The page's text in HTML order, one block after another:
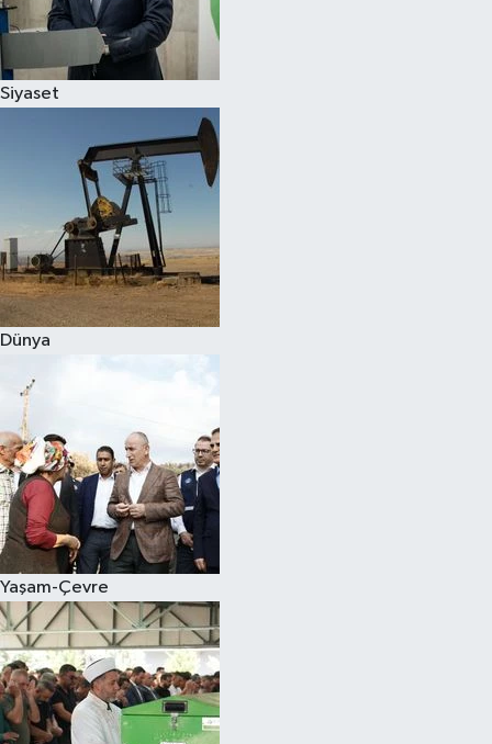
Siyaset
Dünya
Yaşam-Çevre
Spor
Çocuk
Eğitim
Hava Durumu
Kadın
Kültür Sanat
Sağlık
Siyaset
Teknoloji
Televizyon
Yaşam-Çevre